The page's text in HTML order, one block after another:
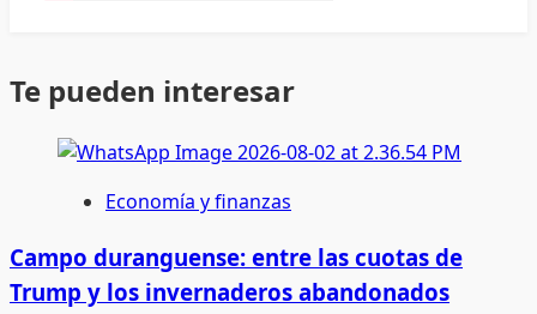
Te pueden interesar
Economía y finanzas
Campo duranguense: entre las cuotas de
Trump y los invernaderos abandonados